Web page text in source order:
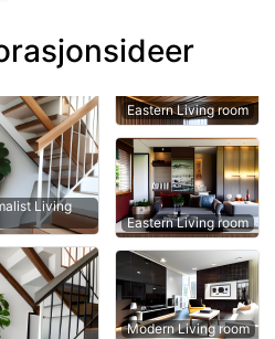
Living
Eastern Living room
Eastern Living room
Modern Living room